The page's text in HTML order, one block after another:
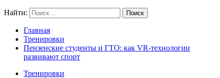
Найти:
Главная
Тренировки
Пензенские студенты и ГТО: как VR-технологии
развивают спорт
Тренировки